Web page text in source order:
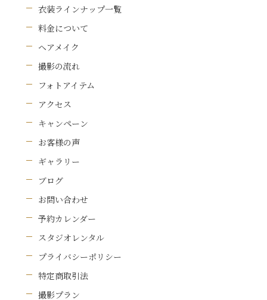
衣装ラインナップ一覧
料金について
ヘアメイク
撮影の流れ
フォトアイテム
アクセス
キャンペーン
お客様の声
ギャラリー
ブログ
お問い合わせ
予約カレンダー
スタジオレンタル
プライバシーポリシー
特定商取引法
撮影プラン